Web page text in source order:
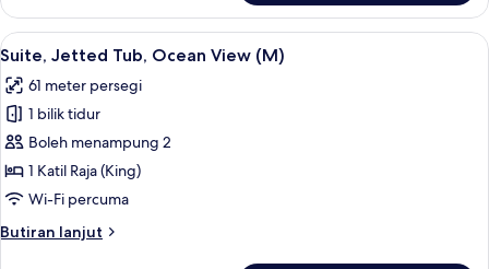
Ocean
View
(M)
Lihat
semua
foto
untuk
Suite,
Jetted
Tub,
View
Bar mini, peti besi dalam bilik,
4
Suite, Jetted Tub, Ocean View (M)
61 meter persegi
1 bilik tidur
Boleh menampung 2
1 Katil Raja (King)
Wi-Fi percuma
Butiran lanjut
Butiran